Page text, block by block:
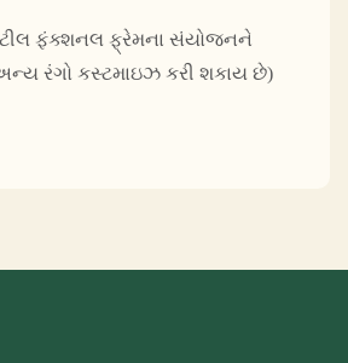
ફંક્શનલ ફ્રેમના સંયોજનને
રંગો કસ્ટમાઇઝ કરી શકાય છે)